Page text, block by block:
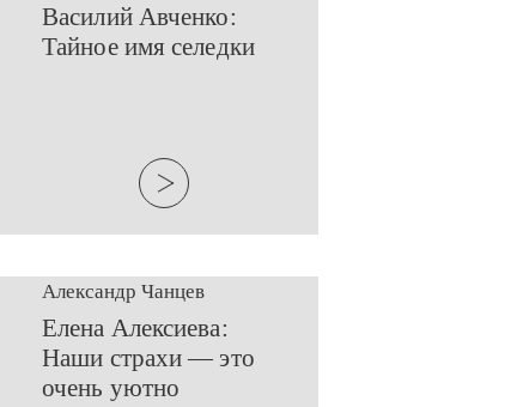
​Василий Авченко:
Тайное имя селедки
Александр Чанцев
​Елена Алексиева:
Наши страхи — это
очень уютно